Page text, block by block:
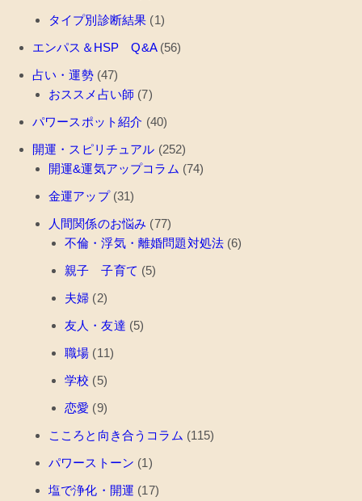
タイプ別診断結果 (1)
エンパス＆HSP Q&A(56)
占い・運勢(47)
おススメ占い師 (7)
パワースポット紹介 (40)
開運・スピリチュアル (252)
開運&運気アップコラム (74)
金運アップ(31)
人間関係のお悩み (77)
不倫・浮気・離婚問題対処法(6)
親子 子育て (5)
夫婦 (2)
友人・友達 (5)
職場 (11)
学校 (5)
恋愛 (9)
こころと向き合うコラム (115)
パワーストーン (1)
塩で浄化・開運 (17)